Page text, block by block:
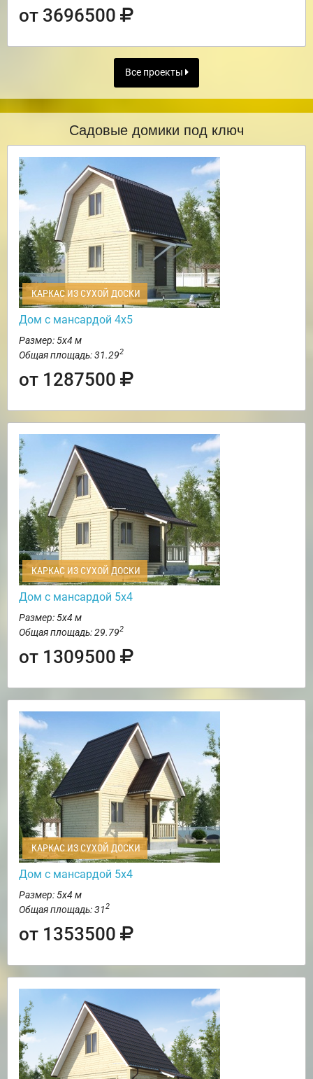
от 3696500
Все проекты
Садовые домики под ключ
КАРКАС ИЗ СУХОЙ ДОСКИ
Дом с мансардой 4х5
Размер: 5х4 м
Общая площадь: 31.292
от 1287500
КАРКАС ИЗ СУХОЙ ДОСКИ
Дом с мансардой 5х4
Размер: 5х4 м
Общая площадь: 29.792
от 1309500
КАРКАС ИЗ СУХОЙ ДОСКИ
Дом с мансардой 5х4
Размер: 5х4 м
Общая площадь: 312
от 1353500